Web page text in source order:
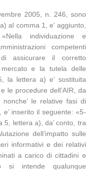
2005, n. 246, sono
al comma 1, e’ aggiunto,
individuazione e
competenti
assicurare il corretto
mercato e la tutela delle
la lettera a) e’ sostituita
le procedure dell’AIR, da
le relative fasi di
inserito il seguente: «5-
5, lettera a), da’ conto, tra
dell’impatto sulle
informativi e dei relativi
a carico di cittadini e
si intende qualunque